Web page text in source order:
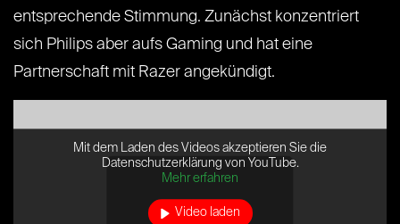
entsprechende Stimmung. Zunächst konzentriert
sich Philips aber aufs Gaming und hat eine
Partnerschaft mit Razer angekündigt.
Mit dem Laden des Videos akzeptieren Sie die
Datenschutzerklärung von YouTube.
Mehr erfahren
Video laden